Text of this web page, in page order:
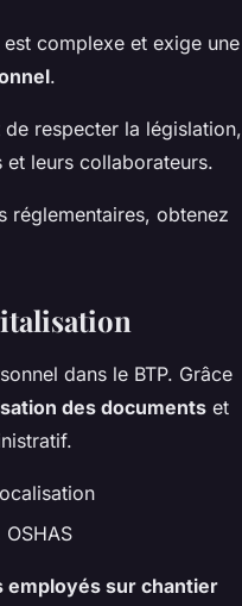
est complexe et exige une
.
respecter la législation,
leurs collaborateurs.
réglementaires, obtenez
dans le BTP. Grâce
des documents et
employés sur chantier